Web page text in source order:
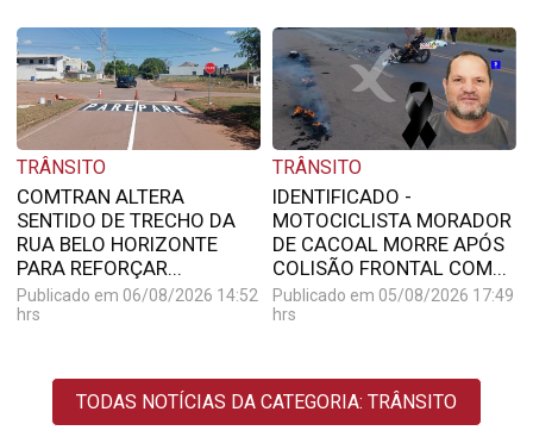
TRÂNSITO
COMTRAN ALTERA
SENTIDO DE TRECHO DA
RUA BELO HORIZONTE
PARA REFORÇAR...
Publicado em 06/08/2026 14:52
hrs
TRÂNSITO
IDENTIFICADO -
MOTOCICLISTA MORADOR
DE CACOAL MORRE APÓS
COLISÃO FRONTAL COM...
Publicado em 05/08/2026 17:49
hrs
TODAS NOTÍCIAS DA CATEGORIA: TRÂNSITO